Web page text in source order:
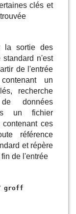
clés et
la sortie des
standard n'est
de l'entrée
un
recherche
données
un fichier
ces
référence
et répère
de l'entrée
groff